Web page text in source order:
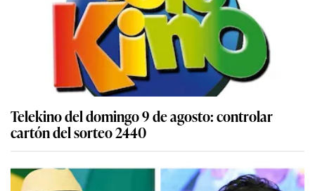
Telekino del domingo 9 de agosto: controlar
cartón del sorteo 2440